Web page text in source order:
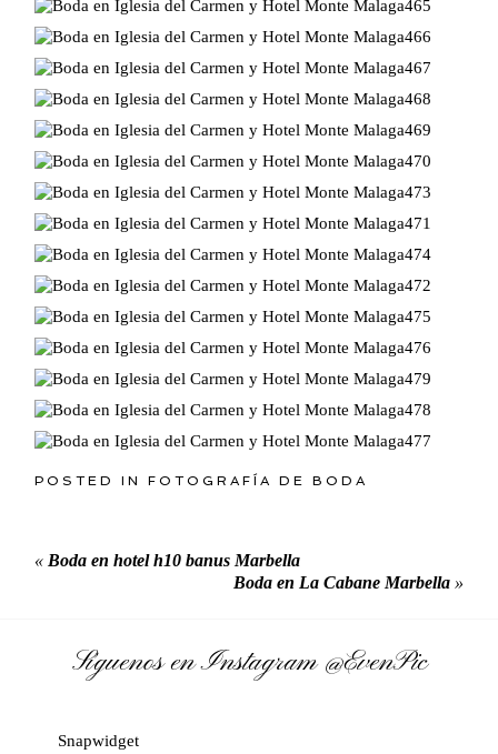
POSTED INFOTOGRAFÍA DE BODA
« Boda en hotel h10 banus Marbella
Boda en La Cabane Marbella »
Síguenos en Instagram@EvenPic
Snapwidget